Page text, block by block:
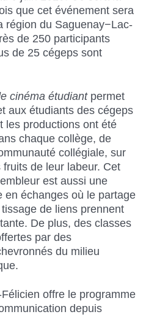
que cet événement sera
région du Saguenay−Lac-
de 250 participants
de 25 cégeps sont
cinéma étudiant permet
aux étudiants des cégeps
les productions ont été
chaque collège, de
collégiale, sur
de leur labeur. Cet
est aussi une
en échanges où le partage
tissage de liens prennent
De plus, des classes
par des
du milieu
offre le programme
depuis